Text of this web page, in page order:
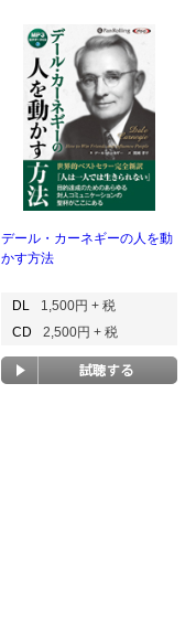
デール・カーネギーの人を動
かす方法
DL
1,500円 + 税
CD
2,500円 + 税